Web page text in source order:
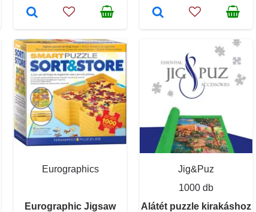
Eurographics
Eurographic Jigsaw
Jig&Puz
1000 db
Alátét puzzle kirakáshoz